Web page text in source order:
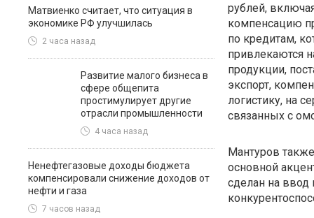
Матвиенко считает, что ситуация в
экономике РФ улучшилась
2 часа назад
Развитие малого бизнеса в
сфере общепита
простимулирует другие
отрасли промышленности
4 часа назад
Ненефтегазовые доходы бюджета
компенсировали снижение доходов от
нефти и газа
7 часов назад
рублей,
компенсацию
по кредитам,
привлекаются
продукции,
экспорт,
логистику, на
связанных с
Мантуров
основной
сделан на ввод